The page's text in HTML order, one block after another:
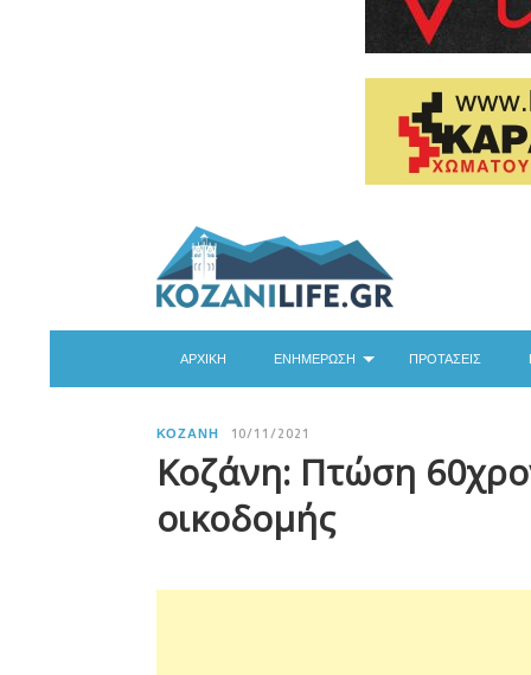
ΑΡΧΙΚΉ ΕΝΗΜΈΡΩΣΗ ΠΡΟΤΆΣΕΙΣ
ΚΟΖΆΝΗ 10/11/2021
Κοζάνη: Πτώση
οικοδομής